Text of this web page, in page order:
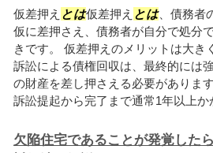
仮差押え とは仮差押え とは、債務者
仮に差押さえ、債務者が自分で処分
きです。 仮差押えのメリットは大き
訴訟による債権回収は、最終的には
の財産を差し押さえる必要がありま
訴訟提起から完了まで通常1年以上か
欠陥住宅であることが発覚した